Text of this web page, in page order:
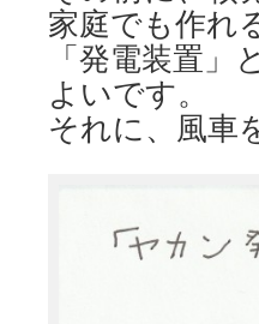
家庭でも作れ
「発電装置
よいです。
それに、風車